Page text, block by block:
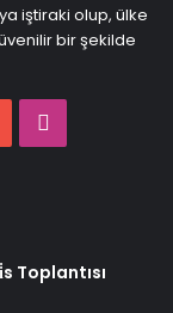
iştiraki olup, ülke
bir şekilde
YouTube
Toplantısı